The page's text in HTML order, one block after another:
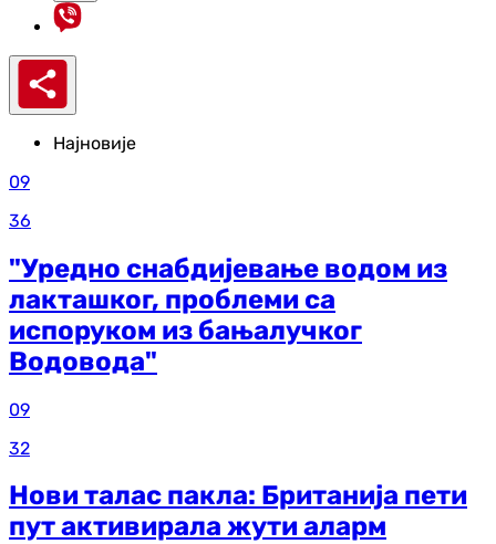
Најновије
09
36
"Уредно снабдијевање водом из
лакташког, проблеми са
испоруком из бањалучког
Водовода"
09
32
Нови талас пакла: Британија пети
пут активирала жути аларм